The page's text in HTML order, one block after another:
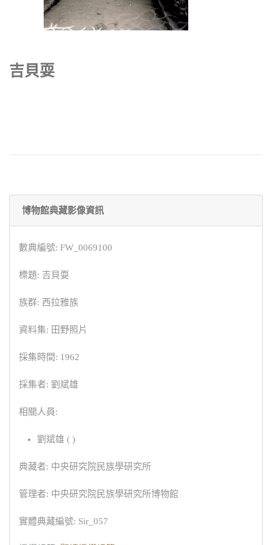
吉貝耍
博物館典藏影像資訊
數典編號: FW_0069100
標題: 吉貝耍
族群: 西拉雅族
資料集: 田野照片
採集時間: 1962
採集者: 劉斌雄
相關人員:
劉斌雄 ( )
典藏者: 中央研究院民族學研究所
管理者: 中央研究院民族學研究所博物館
實體典藏編號: Sir_057